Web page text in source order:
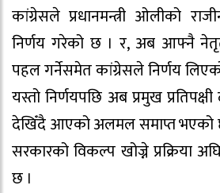
कांग्रेसले प्रधानमन्त्री ओलीको
निर्णय गरेको छ । र, अब आफ्नै
पहल गर्नेसमेत कांग्रेसले निर्णय
यस्तो निर्णयपछि अब प्रमुख
देखिँदै आएको अलमल समाप्त
सरकारको विकल्प खोज्ने प्रक्रिया
छ ।